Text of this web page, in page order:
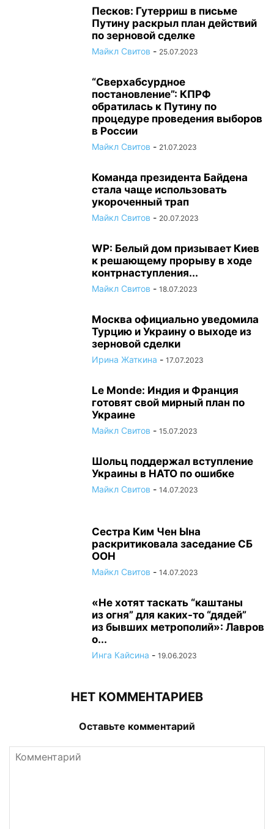
Песков: Гутерриш в письме
Путину раскрыл план действий
по зерновой сделке
Майкл Свитов - 25.07.2023
“Сверхабсурдное
постановление”: КПРФ
обратилась к Путину по
процедуре проведения выборов
в России
Майкл Свитов - 21.07.2023
Команда президента Байдена
стала чаще использовать
укороченный трап
Майкл Свитов - 20.07.2023
WP: Белый дом призывает Киев
к решающему прорыву в ходе
контрнаступления...
Майкл Свитов - 18.07.2023
Москва официально уведомила
Турцию и Украину о выходе из
зерновой сделки
Ирина Жаткина - 17.07.2023
Le Monde: Индия и Франция
готовят свой мирный план по
Украине
Майкл Свитов - 15.07.2023
Шольц поддержал вступление
Украины в НАТО по ошибке
Майкл Свитов - 14.07.2023
Сестра Ким Чен Ына
раскритиковала заседание СБ
ООН
Майкл Свитов - 14.07.2023
«Не хотят таскать “каштаны
из огня” для каких-то “дядей”
из бывших метрополий»: Лавров
о...
Инга Кайсина - 19.06.2023
НЕТ КОММЕНТАРИЕВ
Оставьте комментарий